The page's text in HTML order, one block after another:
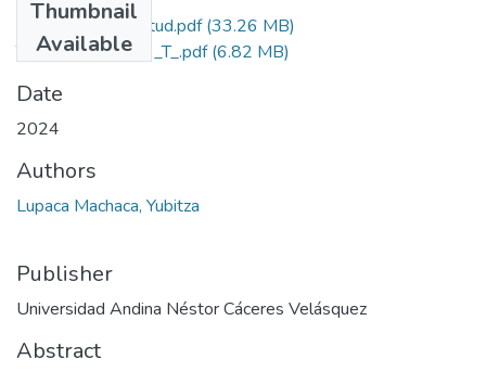
Thumbnail
Available
Grado de Similitud.pdf(33.26 MB)
T036_73624323_T_.pdf(6.82 MB)
Date
2024
Authors
Lupaca Machaca, Yubitza
Publisher
Universidad Andina Néstor Cáceres Velásquez
Abstract